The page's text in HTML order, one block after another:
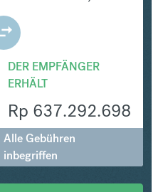
DER EMPFÄNGER
ERHÄLT
Rp 637.292.698
Alle Gebühren
inbegriffen